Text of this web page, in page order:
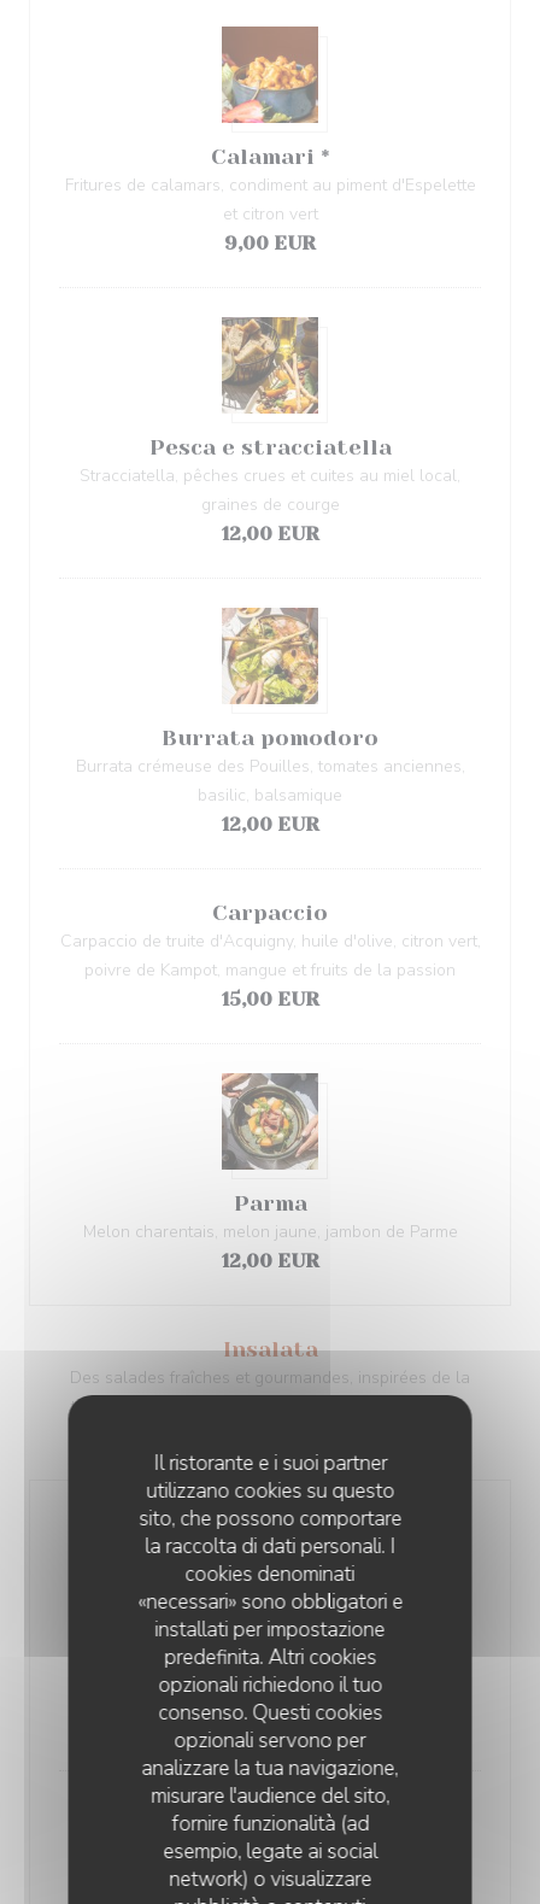
Il ristorante e i suoi partner
utilizzano cookies su questo
sito, che possono comportare
la raccolta di dati personali. I
cookies denominati
«necessari» sono obbligatori e
installati per impostazione
predefinita. Altri cookies
opzionali richiedono il tuo
consenso. Questi cookies
opzionali servono per
analizzare la tua navigazione,
misurare l'audience del sito,
fornire funzionalità (ad
esempio, legate ai social
network) o visualizzare
Calamari *
Fritures de calamars, condiment au piment d'Espelette
et citron vert
9,00 EUR
Pesca e stracciatella
Stracciatella, pêches crues et cuites au miel local,
graines de courge
12,00 EUR
Burrata pomodoro
Burrata crémeuse des Pouilles, tomates anciennes,
basilic, balsamique
12,00 EUR
Carpaccio
Carpaccio de truite d'Acquigny, huile d'olive, citron vert,
poivre de Kampot, mangue et fruits de la passion
15,00 EUR
Parma
Melon charentais, melon jaune, jambon de Parme
12,00 EUR
Insalata
Des salades fraîches et gourmandes, inspirées de la
tradition italienne et préparées avec des produits de
Caprese*
Romaine, tomates anciennes, mozzarella di bufala,
câpres, parmesan & basilic
18,00 EUR